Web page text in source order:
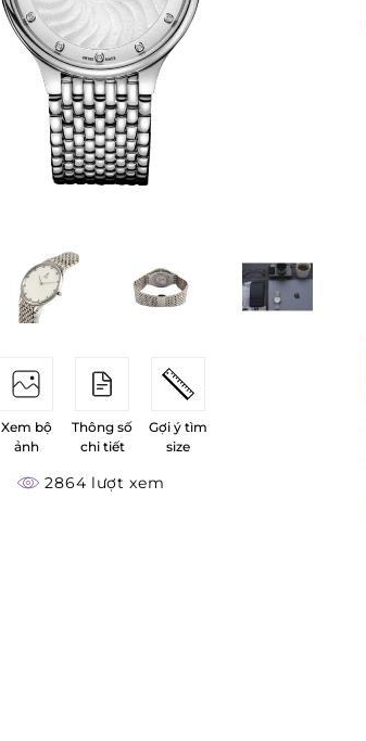
Xem bộ
ảnh
Thông số
chi tiết
Gợi ý tìm
size
2864 lượt xem